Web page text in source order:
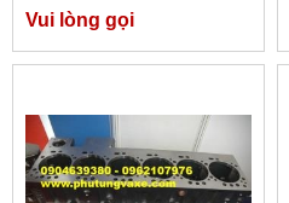
XU PÁP, GIOĂNG ĐẠI TU,
BƠM DẦU MÁY CHÍNH
Vui lòng gọi